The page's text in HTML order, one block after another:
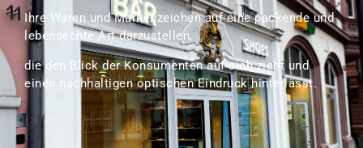
Ihre Waren und Markenzeichen auf eine packende und
lebensechte Art darzustellen,
die den Blick der Konsumenten auf sich zieht und
einen nachhaltigen optischen Eindruck hinterlässt.